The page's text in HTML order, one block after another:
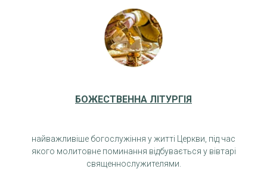
БОЖЕСТВЕННА ЛІТУРГІЯ
найважливіше богослужіння у житті Церкви, під час
якого молитовне поминання відбувається у вівтарі
священнослужителями.